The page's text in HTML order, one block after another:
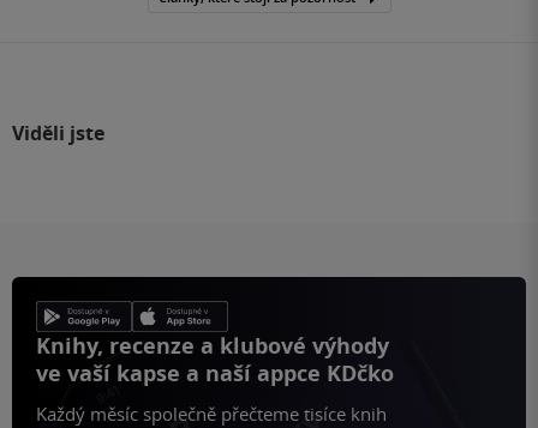
Viděli jste
Knihy, recenze a klubové výhody
ve vaší kapse a naší appce KDčko
Každý měsíc společně přečteme tisíce knih